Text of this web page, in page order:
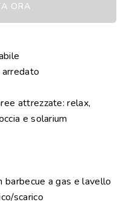
ORA
attrezzate: relax,
e solarium
barbecue a gas e lavello
scarico